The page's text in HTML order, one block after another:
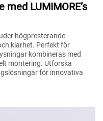
LUMIMORE’s
högpresterande
klarhet. Perfekt för
kombineras med
montering. Utforska
för innovativa